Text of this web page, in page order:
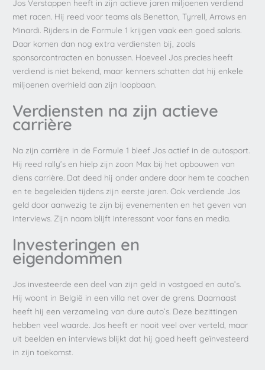
Jos Verstappen heeft in zijn actieve jaren miljoenen verdiend
met racen. Hij reed voor teams als Benetton, Tyrrell, Arrows en
Minardi. Rijders in de Formule 1 krijgen vaak een goed salaris.
Daar komen dan nog extra verdiensten bij, zoals
sponsorcontracten en bonussen. Hoeveel Jos precies heeft
verdiend is niet bekend, maar kenners schatten dat hij enkele
miljoenen overhield aan zijn loopbaan.
Verdiensten na zijn actieve
carrière
Na zijn carrière in de Formule 1 bleef Jos actief in de autosport.
Hij reed rally’s en hielp zijn zoon Max bij het opbouwen van
diens carrière. Dat deed hij onder andere door hem te coachen
en te begeleiden tijdens zijn eerste jaren. Ook verdiende Jos
geld door aanwezig te zijn bij evenementen en het geven van
interviews. Zijn naam blijft interessant voor fans en media.
Investeringen en
eigendommen
Jos investeerde een deel van zijn geld in vastgoed en auto’s.
Hij woont in België in een villa net over de grens. Daarnaast
heeft hij een verzameling van dure auto’s. Deze bezittingen
hebben veel waarde. Jos heeft er nooit veel over verteld, maar
uit beelden en interviews blijkt dat hij goed heeft geïnvesteerd
in zijn toekomst.